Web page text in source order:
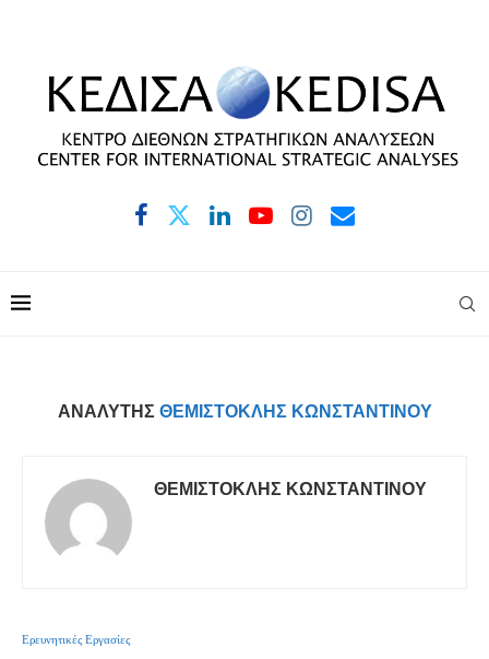
ΑΝΑΛΥΤΉΣΘΕΜΙΣΤΟΚΛΉΣ ΚΩΝΣΤΑΝΤΊΝΟΥ
ΘΕΜΙΣΤΟΚΛΉΣ ΚΩΝΣΤΑΝΤΊΝΟΥ
Ερευνητικές Εργασίες